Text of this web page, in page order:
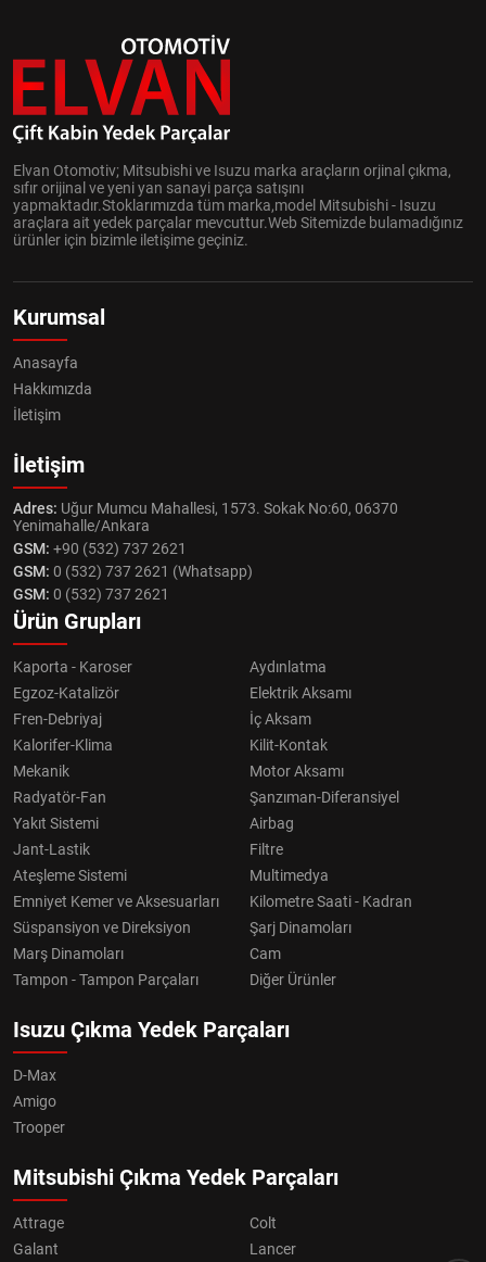
Elvan Otomotiv; Mitsubishi ve Isuzu marka araçların orjinal çıkma,
sıfır orijinal ve yeni yan sanayi parça satışını
yapmaktadır.Stoklarımızda tüm marka,model Mitsubishi - Isuzu
araçlara ait yedek parçalar mevcuttur.Web Sitemizde bulamadığınız
ürünler için bizimle iletişime geçiniz.
Kurumsal
Anasayfa
Hakkımızda
İletişim
İletişim
Adres: Uğur Mumcu Mahallesi, 1573. Sokak No:60, 06370
Yenimahalle/Ankara
GSM: +90 (532) 737 2621
GSM: 0 (532) 737 2621 (Whatsapp)
GSM: 0 (532) 737 2621
Ürün Grupları
Kaporta - Karoser
Aydınlatma
Egzoz-Katalizör
Elektrik Aksamı
Fren-Debriyaj
İç Aksam
Kalorifer-Klima
Kilit-Kontak
Mekanik
Motor Aksamı
Radyatör-Fan
Şanzıman-Diferansiyel
Yakıt Sistemi
Airbag
Jant-Lastik
Filtre
Ateşleme Sistemi
Multimedya
Emniyet Kemer ve Aksesuarları
Kilometre Saati - Kadran
Süspansiyon ve Direksiyon
Şarj Dinamoları
Marş Dinamoları
Cam
Tampon - Tampon Parçaları
Diğer Ürünler
Isuzu Çıkma Yedek Parçaları
D-Max
Amigo
Trooper
Mitsubishi Çıkma Yedek Parçaları
Attrage
Colt
Galant
Lancer